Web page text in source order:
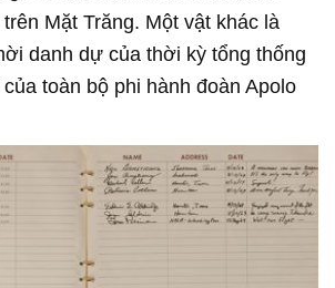
Mặt Trăng. Một vật khác là
danh dự của thời kỳ tổng thống
toàn bộ phi hành đoàn Apolo